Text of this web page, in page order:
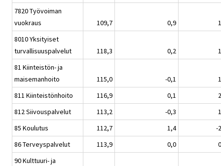
7820 Työvoiman
vuokraus
109,7 0,9
8010 Yksityiset
turvallisuuspalvelut
118,3 0,2
81 Kiinteistön- ja
maisemanhoito
115,0 -0,1
811 Kiinteistönhoito
116,9 0,1
812 Siivouspalvelut
113,2 -0,3
85 Koulutus
112,7 1,4
-
86 Terveyspalvelut
113,9 0,0
90 Kulttuuri- ja